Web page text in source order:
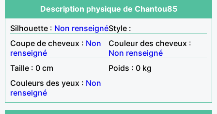
Description physique de Chantou85
Silhouette : Non renseignéStyle :
Coupe de cheveux : Non
renseigné
Couleur des cheveux :
Non renseigné
Taille : 0 cm
Poids : 0 kg
Couleurs des yeux : Non
renseigné